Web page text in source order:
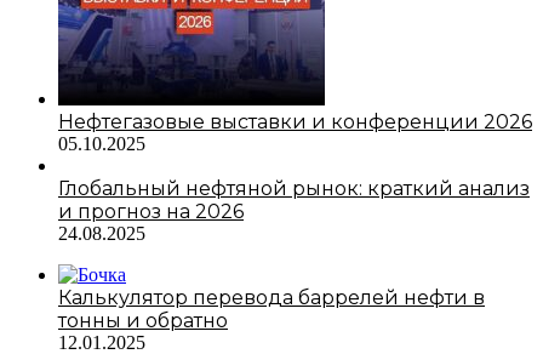
Нефтегазовые выставки и конференции 2026
05.10.2025
Глобальный нефтяной рынок: краткий анализ
и прогноз на 2026
24.08.2025
Калькулятор перевода баррелей нефти в
тонны и обратно
12.01.2025